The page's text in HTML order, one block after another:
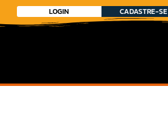
LOGIN CADASTRE-SE